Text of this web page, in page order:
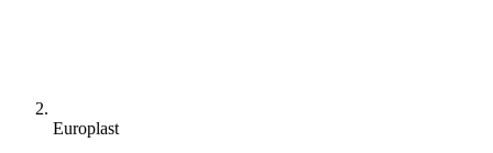
Europlast